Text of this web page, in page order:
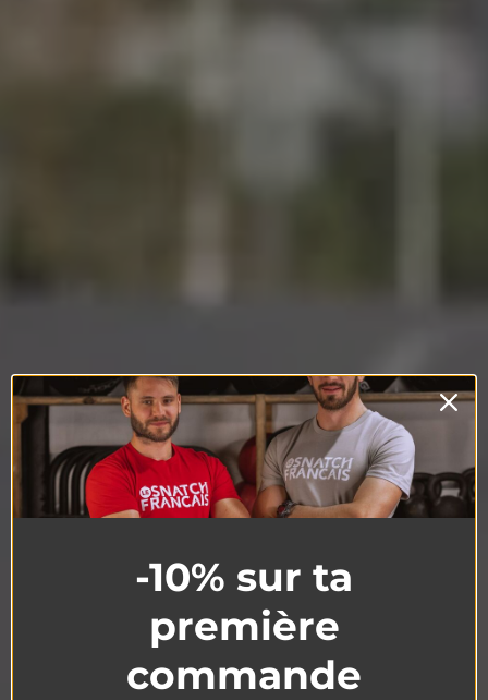
-10% sur ta
première
commande